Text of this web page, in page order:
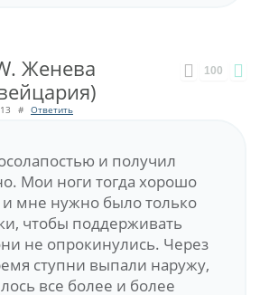
100
Женева
# Ответить
и получил
Мои ноги тогда хорошо
и мне нужно было только
чтобы поддерживать
не опрокинулись. Через
ступни выпали наружу,
все более и более